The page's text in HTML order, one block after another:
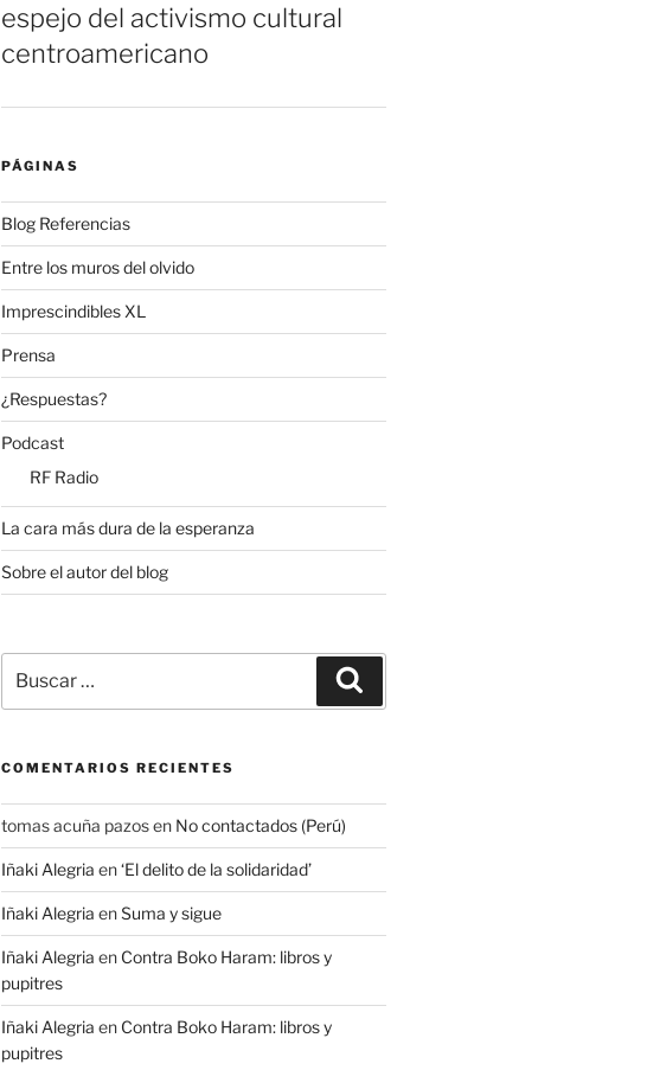
espejo del activismo cultural
centroamericano
PÁGINAS
Blog Referencias
Entre los muros del olvido
Imprescindibles XL
Prensa
¿Respuestas?
Podcast
RF Radio
La cara más dura de la esperanza
Sobre el autor del blog
por:
COMENTARIOS RECIENTES
tomas acuña pazosen No contactados (Perú)
Iñaki Alegria en‘El delito de la solidaridad’
Iñaki Alegria enSuma y sigue
Iñaki Alegria en Contra Boko Haram: libros y
pupitres
Iñaki Alegria en Contra Boko Haram: libros y
pupitres